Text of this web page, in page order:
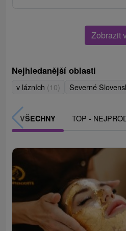
Zobrazit
Nejhledanější oblasti
v lázních (10) Severné
VŠECHNY TOP -